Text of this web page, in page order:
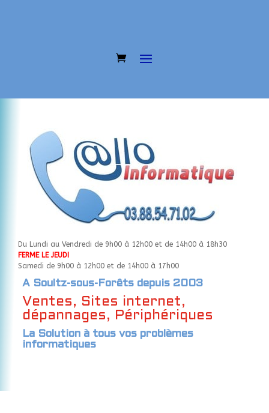
Du Lundi au Vendredi de 9h00 à 12h00 et de 14h00 à 18h30
FERME LE JEUDI
Samedi de 9h00 à 12h00 et de 14h00 à 17h00
A Soultz-sous-Forêts depuis 2003
Ventes, Sites internet,
dépannages, Périphériques
La Solution à tous vos problèmes
informatiques